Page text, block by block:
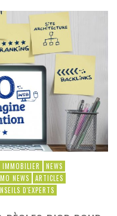
IMMOBILIER
NEWS
NEWS
ARTICLES
D'EXPERTS